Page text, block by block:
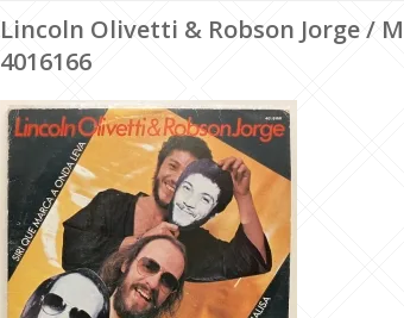
Lincoln Olivetti & Robson Jorge /
4016166